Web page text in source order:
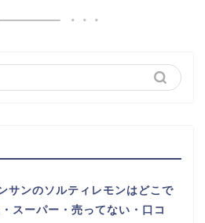
サンのソルティレモンはどこで
スーパー・売ってない・口コ